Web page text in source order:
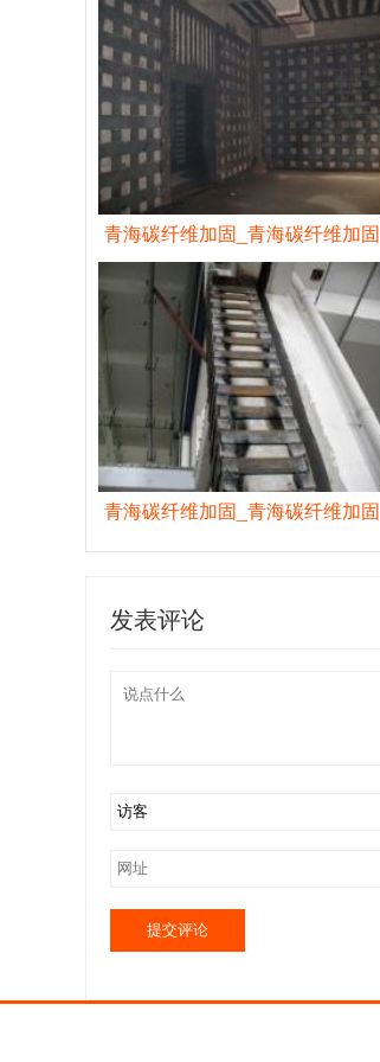
青海碳纤维加固_青海碳纤维加固
工程
青海碳纤维加固_青海碳纤维加固
公司
发表评论
提交评论